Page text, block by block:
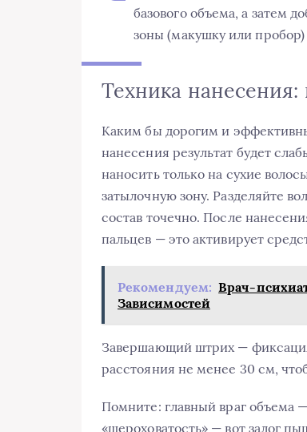
базового объема, а затем
зоны (макушку или
Техника нанесения:
Каким бы дорогим и
нанесения результат будет
наносить только на сухие
затылочную зону. Разделяйте
состав точечно. После
пальцев — это активирует
Рекомендуем: Врач-
Зависимостей
Завершающий штрих —
расстояния не менее 30 см,
Помните: главный враг объема
«шероховатость» — вот залог